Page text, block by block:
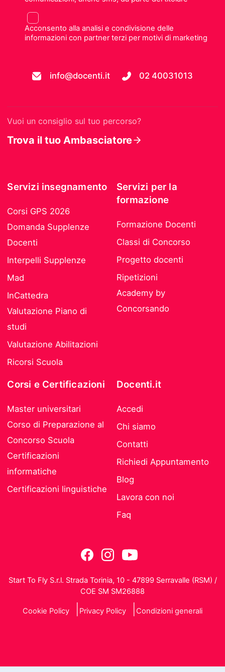
Acconsento alla analisi e condivisione delle
informazioni con partner terzi per motivi di marketing
info@docenti.it 02 40031013
Vuoi un consiglio sul tuo percorso?
Trova il tuo Ambasciatore
Servizi insegnamento
Corsi GPS 2026
Domanda Supplenze
Docenti
Interpelli Supplenze
Mad
InCattedra
Valutazione Piano di
studi
Valutazione Abilitazioni
Ricorsi Scuola
Servizi per la
formazione
Formazione Docenti
Classi di Concorso
Progetto docenti
Ripetizioni
Academy by
Concorsando
Corsi e Certificazioni
Master universitari
Corso di Preparazione al
Concorso Scuola
Certificazioni
informatiche
Certificazioni linguistiche
Docenti.it
Accedi
Chi siamo
Contatti
Richiedi Appuntamento
Blog
Lavora con noi
Faq
Start To Fly S.r.l. Strada Torinia, 10 - 47899 Serravalle (RSM) /
COE SM SM26888
Cookie Policy Privacy Policy Condizioni generali